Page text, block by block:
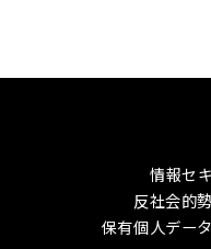
情報セ
反社会的
保有個人デー